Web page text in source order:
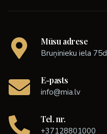
Mūsu adrese
Bruņinieku iela 75d
E-pasts
info@mia.lv
Tel. nr.
+37128801000